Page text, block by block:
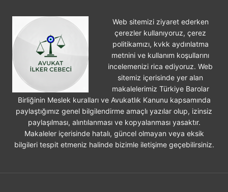
Web sitemizi ziyaret ederken
çerezler kullanıyoruz, çerez
politikamızı, kvkk aydınlatma
metnini ve kullanım koşullarını
incelemenizi rica ediyoruz. Web
sitemiz içerisinde yer alan
makalelerimiz Türkiye Barolar
Birliğinin Meslek kuralları ve Avukatlık Kanunu kapsamında
paylaştığımız genel bilgilendirme amaçlı yazılar olup, izinsiz
paylaşılması, alıntılanması ve kopyalanması yasaktır.
Makaleler içerisinde hatalı, güncel olmayan veya eksik
bilgileri tespit etmeniz halinde bizimle iletişime geçebilirsiniz.